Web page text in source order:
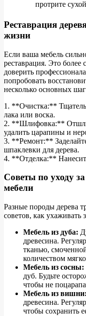
протрите
Реставрация
жизни
Если ваша мебель
реставрация. Это
доверить
попробовать
несколько основных
1. **Очистка:**
лака или воска.
2. **Шлифовка:**
удалить царапины и
3. **Ремонт:**
шпаклевки для дерева.
4. **Отделка:**
Советы по уходу
мебели
Разные породы дерева
советов, как ухаживать
Мебель из дуба:
древесина.
тканью,
количеством
Мебель из сосны:
дуб. Будьте
чтобы не
Мебель из вишни:
древесина.
чтобы сохранить